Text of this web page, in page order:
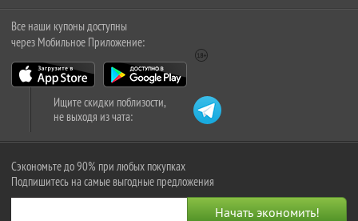
Все наши купоны доступны
через Мобильное Приложение:
Ищите скидки поблизости,
не выходя из чата:
Сэкономьте до 90% при любых покупках
Подпишитесь на самые выгодные предложения